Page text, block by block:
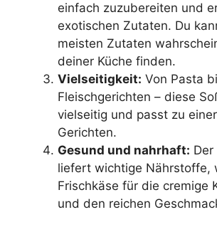
einfach zuzubereiten und
exotischen Zutaten. Du
meisten Zutaten
deiner Küche finden.
Vielseitigkeit: Von Pasta
Fleischgerichten – diese
vielseitig und passt zu
Gerichten.
Gesund und nahrhaft:
liefert wichtige Nährstoffe,
Frischkäse für die cremige
und den reichen